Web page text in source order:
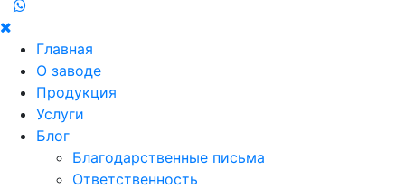
Главная
О заводе
Продукция
Услуги
Блог
Благодарственные письма
Ответственность